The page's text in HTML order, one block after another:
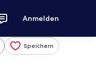
Anmelden
Speichern